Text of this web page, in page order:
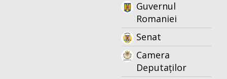
Guvernul
Romaniei
Senat
Camera
Deputaților